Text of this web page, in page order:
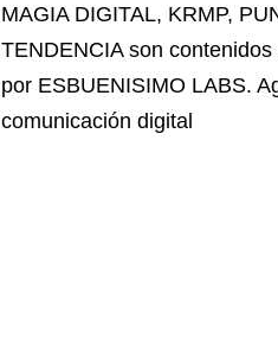
MAGIA DIGITAL, KRMP,
TENDENCIAson contenidos
por ESBUENISIMO LABS.
comunicación digital